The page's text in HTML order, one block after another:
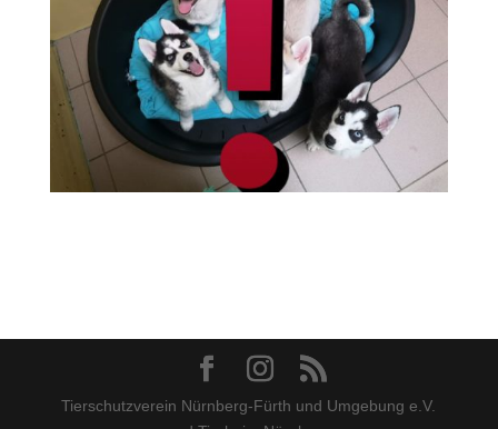
Tierschutzverein Nürnberg-Fürth und Umgebung e.V.